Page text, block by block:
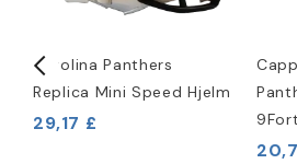
Carolina Panthers
Replica Mini Speed Hjelm
29,17 £